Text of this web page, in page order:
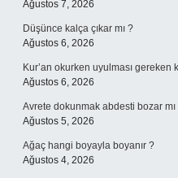
Ağustos 7, 2026
Düşünce kalça çıkar mı ?
Ağustos 6, 2026
Kur’an okurken uyulması gereken
Ağustos 6, 2026
Avrete dokunmak abdesti bozar mı
Ağustos 5, 2026
Ağaç hangi boyayla boyanır ?
Ağustos 4, 2026